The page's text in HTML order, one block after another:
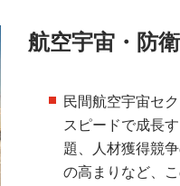
航空宇宙・防衛
民間航空宇宙セ
スピードで成長
題、人材獲得競
の高まりなど、